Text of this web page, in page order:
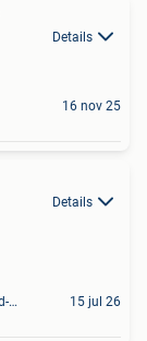
Details
16 nov 25
Details
Retie & Deel Arendonk & Oud-Turnhout 15 jul 26